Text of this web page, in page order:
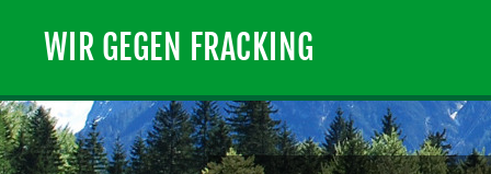
WIR GEGEN FRACKING